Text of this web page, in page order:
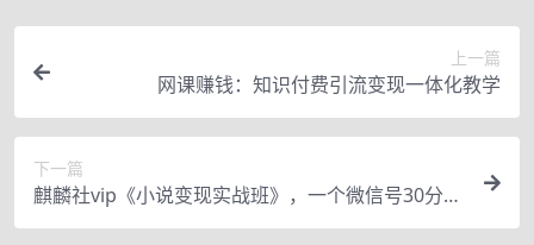
上一篇
网课赚钱：知识付费引流变现一体化教学
下一篇
麒麟社vip《小说变现实战班》，一个微信号30分钟
收入50元